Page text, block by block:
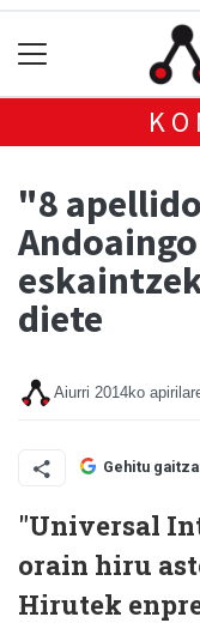
"8
diete
Aiurri 2014ko
Gehitu
"Universal
orain hiru
Hirutek